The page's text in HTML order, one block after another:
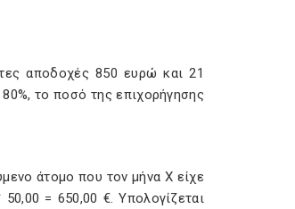
αποδοχές 850 ευρώ και 21
το ποσό της επιχορήγησης
άτομο που τον μήνα Χ είχε
= 650,00 €. Υπολογίζεται